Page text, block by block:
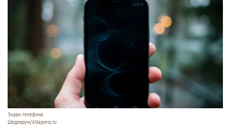
Экран телефона
Шедеврум/Altapress.ru